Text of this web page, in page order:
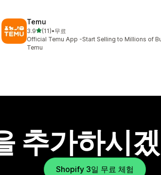
Temu
3.9별 5개 중
(11)
총 리뷰 11개
•무료
Official Temu App -Start Selling to Millions of
Temu
추가하시
Shopify 3일 무료 체험